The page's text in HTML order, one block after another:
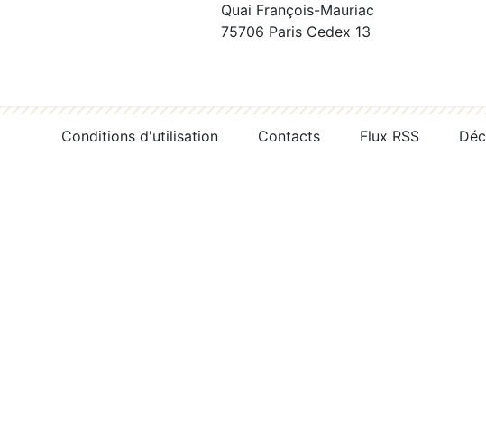
Quai François-Mauriac
75706 Paris Cedex 13
Conditions d'utilisation Contacts Flux RSS